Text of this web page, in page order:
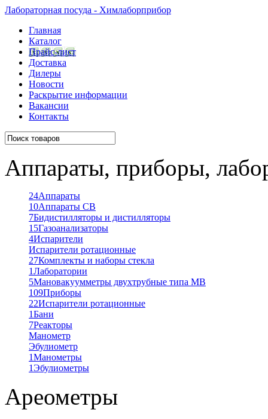
Лабораторная посуда - Химлаборприбор
Главная
Каталог
Прайс-лист
Доставка
Дилеры
Новости
Раскрытие информации
Вакансии
Контакты
Аппараты, приборы,
24Аппараты
10Аппараты СВ
7Бидистилляторы и дистилляторы
15Газоанализаторы
4Испарители
Испарители ротационные
27Комплекты и наборы стекла
1Лаборатории
5Мановакуумметры двухтрубные типа МВ
109Приборы
22Испарители ротационные
1Бани
7Реакторы
Манометр
Эбулиометр
1Манометры
1Эбулиометры
Ареометры